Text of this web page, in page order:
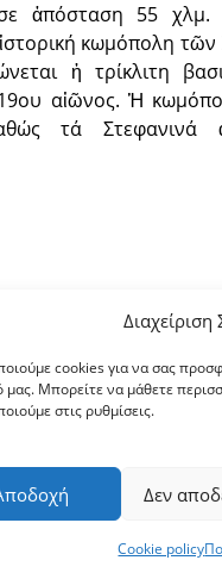
cookies για να σας
μας. Μπορείτε να μάθετε
στις ρυθμίσεις.
Δεν
Cookie policy
ἀπόσταση 55 χλμ.
κωμόπολη
ἡ τρίκλιτη
αἰῶνος. Ἡ
τά Στεφανινά
Πολιτική Cookies